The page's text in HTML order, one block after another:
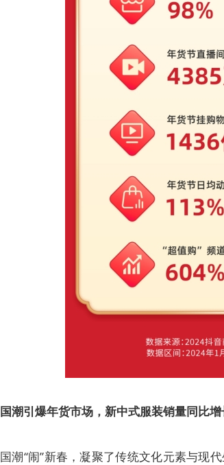
国潮引爆年货市场，新中式服装销量同比增
国潮“闹”新春，凝聚了传统文化元素与现